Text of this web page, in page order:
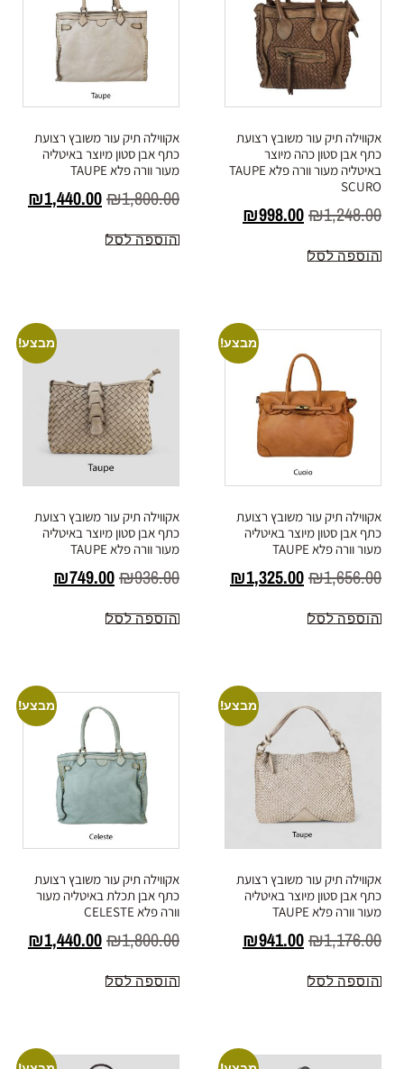
אקווילה תיק עור משובץ רצועת
כתף אבן סטון כהה מיוצר
באיטליה מעור וורה פלא TAUPE
SCURO
₪1,248.00
₪998.00
הוספה לסל
אקווילה תיק עור משובץ רצועת
כתף אבן סטון מיוצר באיטליה
מעור וורה פלא TAUPE
₪1,800.00
₪1,440.00
הוספה לסל
מבצע!
אקווילה תיק עור משובץ רצועת
כתף אבן סטון מיוצר באיטליה
מעור וורה פלא TAUPE
₪1,656.00
₪1,325.00
הוספה לסל
מבצע!
אקווילה תיק עור משובץ רצועת
כתף אבן סטון מיוצר באיטליה
מעור וורה פלא TAUPE
₪936.00
₪749.00
הוספה לסל
מבצע!
אקווילה תיק עור משובץ רצועת
כתף אבן סטון מיוצר באיטליה
מעור וורה פלא TAUPE
₪1,176.00
₪941.00
הוספה לסל
מבצע!
אקווילה תיק עור משובץ רצועת
כתף אבן תכלת באיטליה מעור
וורה פלא CELESTE
₪1,800.00
₪1,440.00
הוספה לסל